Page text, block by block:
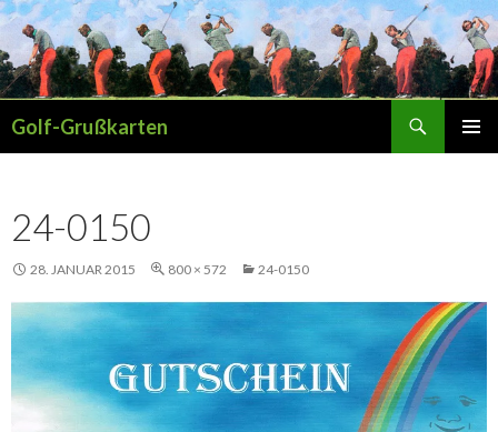
Golf-Grußkarten
24-0150
28. JANUAR 2015 800 × 572 24-0150